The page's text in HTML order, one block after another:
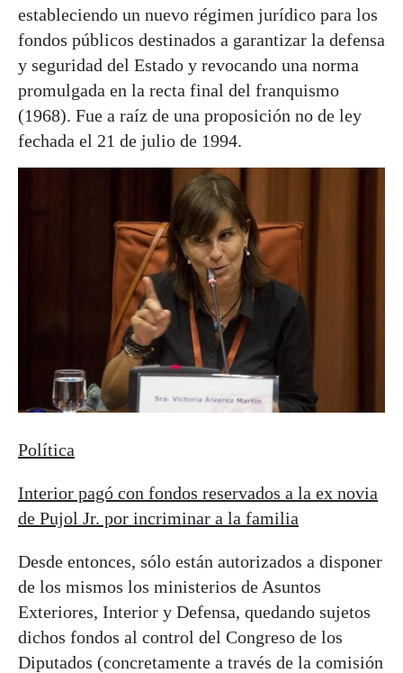
estableciendo un nuevo régimen jurídico para los
fondos públicos destinados a garantizar la defensa
y seguridad del Estado y revocando una norma
promulgada en la recta final del franquismo
(1968). Fue a raíz de una proposición no de ley
fechada el 21 de julio de 1994.
Política
Interior pagó con fondos reservados a la ex novia
de Pujol Jr. por incriminar a la familia
Desde entonces, sólo están autorizados a disponer
de los mismos los ministerios de Asuntos
Exteriores, Interior y Defensa, quedando sujetos
dichos fondos al control del Congreso de los
Diputados (concretamente a través de la comisión